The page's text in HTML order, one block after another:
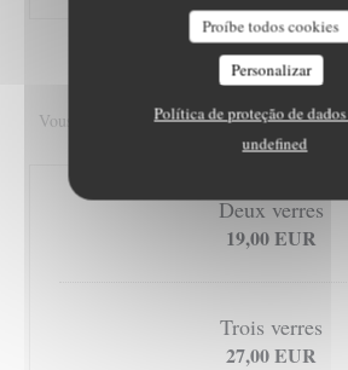
Proíbe todos cookies
Personalizar
Política de proteção de
undefined
ACCORD METS-VIN
Vous pouvez accompagner votre
Deux verres
19,00 EUR
Trois verres
27,00 EUR